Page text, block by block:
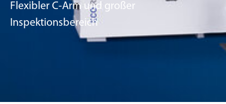
Flexibler C-Arm und großer
Inspektionsbereich